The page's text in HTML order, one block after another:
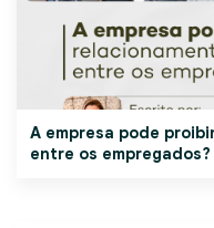
A empresa pode
entre os empregados?